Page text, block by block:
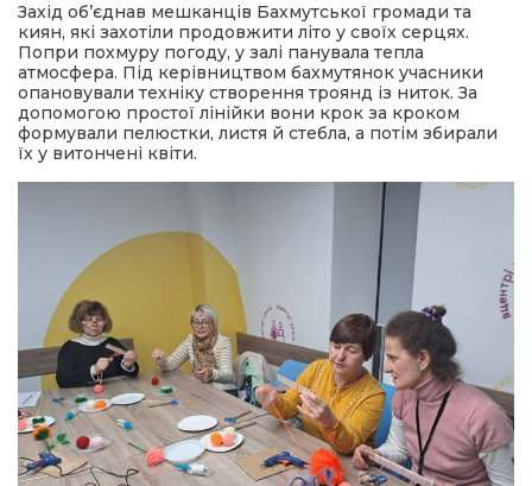
Захід об’єднав мешканців Бахмутської громади та
киян, які захотіли продовжити літо у своїх серцях.
Попри похмуру погоду, у залі панувала тепла
атмосфера. Під керівництвом бахмутянок учасники
опановували техніку створення троянд із ниток. За
допомогою простої лінійки вони крок за кроком
формували пелюстки, листя й стебла, а потім збирали
їх у витончені квіти.